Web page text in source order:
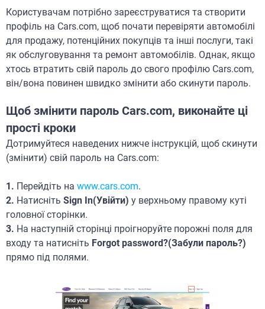
Користувачам потрібно зареєструватися та створити
профіль на Cars.com, щоб почати перевіряти автомобілі
для продажу, потенційних покупців та інші послуги, такі
як обслуговування та ремонт автомобілів. Однак, якщо
хтось втратить свій пароль до свого профілю Cars.com,
він/вона повинен швидко змінити або скинути пароль.
Щоб змінити пароль Cars.com, виконайте ці
прості кроки
Дотримуйтеся наведених нижче інструкцій, щоб скинути
(змінити) свій пароль на Cars.com:
1. Перейдіть на www.cars.com.
2. Натисніть Sign In(Увійти) у верхньому правому куті
головної сторінки.
3. На наступній сторінці проігноруйте порожні поля для
входу та натисніть Forgot password?(Забули пароль?)
прямо під полями.